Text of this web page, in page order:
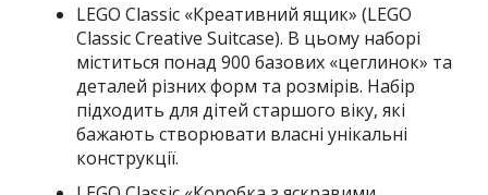
LEGO Classic «Креативний ящик» (LEGO
Classic Creative Suitcase). В цьому наборі
міститься понад 900 базових «цеглинок» та
деталей різних форм та розмірів. Набір
підходить для дітей старшого віку, які
бажають створювати власні унікальні
конструкції.